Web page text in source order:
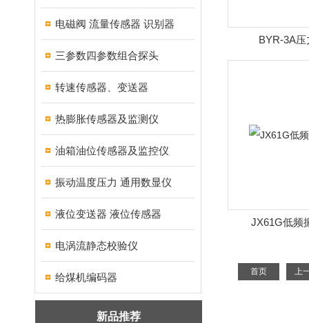
电磁阀 流量传感器 识别器
三参数四参数组合探头
转速传感器、变送器
热膨胀传感器及监测仪
油箱油位传感器及监控仪
振动温度压力 通用数显仪
液位变送器 液位传感器
电涡流静态校验仪
给煤机编码器
新品推荐
BYR-3A
JX61G低频
首页 上